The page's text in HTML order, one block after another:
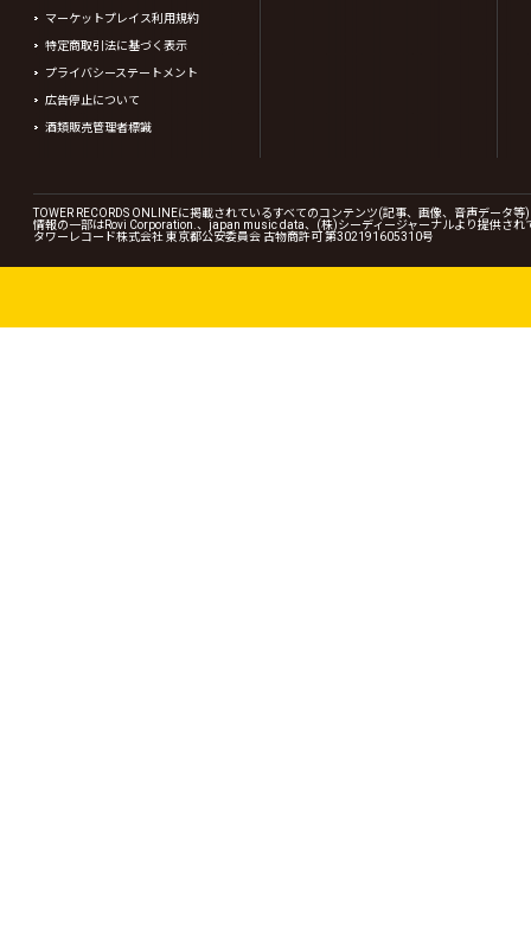
マーケットプレイス利用規約
特定商取引法に基づく表示
プライバシーステートメント
広告停止について
酒類販売管理者標識
TOWER RECORDS ONLINEに掲載されているすべてのコンテンツ(記事、画像、音声データ
情報の一部はRovi Corporation.、japan music data、(株)シーディージャーナルより提供され
タワーレコード株式会社 東京都公安委員会 古物商許可 第302191605310号